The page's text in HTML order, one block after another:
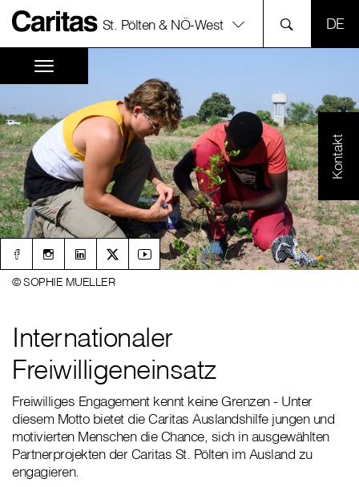
St. Pölten & NÖ-West
Kontakt
Internationaler
Freiwilligeneinsatz
© SOPHIE MUELLER
Freiwilliges Engagement kennt keine Grenzen - Unter
diesem Motto bietet die Caritas Auslandshilfe jungen und
motivierten Menschen die Chance, sich in ausgewählten
Partnerprojekten der Caritas St. Pölten im Ausland zu
engagieren.